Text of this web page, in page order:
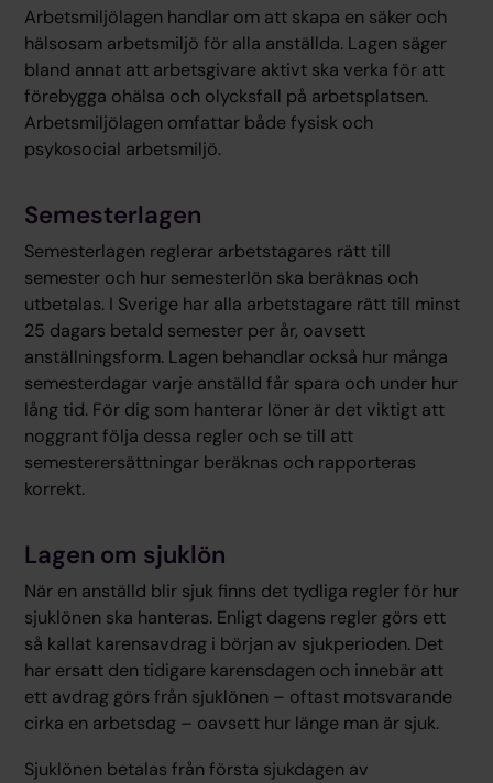
Arbetsmiljölagen handlar om att skapa en säker och
hälsosam arbetsmiljö för alla anställda. Lagen säger
bland annat att arbetsgivare aktivt ska verka för att
förebygga ohälsa och olycksfall på arbetsplatsen.
Arbetsmiljölagen omfattar både fysisk och
psykosocial arbetsmiljö.
Semesterlagen
Semesterlagen reglerar arbetstagares rätt till
semester och hur semesterlön ska beräknas och
utbetalas. I Sverige har alla arbetstagare rätt till minst
25 dagars betald semester per år, oavsett
anställningsform. Lagen behandlar också hur många
semesterdagar varje anställd får spara och under hur
lång tid. För dig som hanterar löner är det viktigt att
noggrant följa dessa regler och se till att
semesterersättningar beräknas och rapporteras
korrekt.
Lagen om sjuklön
När en anställd blir sjuk finns det tydliga regler för hur
sjuklönen ska hanteras. Enligt dagens regler görs ett
så kallat karensavdrag i början av sjukperioden. Det
har ersatt den tidigare karensdagen och innebär att
ett avdrag görs från sjuklönen – oftast motsvarande
cirka en arbetsdag – oavsett hur länge man är sjuk.
Sjuklönen betalas från första sjukdagen av